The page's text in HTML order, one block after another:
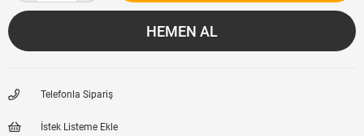
Telefonla Sipariş
İstek Listeme Ekle